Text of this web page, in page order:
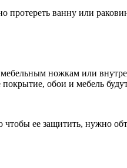
ванну или
ножкам или
обои и мебель
ее защитить, нужно